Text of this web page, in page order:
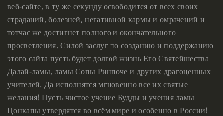
веб-сайте, в ту же секунду освободится от всех своих
страданий, болезней, негативной кармы и омрачений и
тотчас же достигнет полного и окончательного
просветления. Силой заслуг по созданию и поддержанию
этого сайта пусть будет долгой жизнь Его Святейшества
Далай-ламы, ламы Сопы Ринпоче и других драгоценных
учителей. Да исполнятся мгновенно все их святые
желания! Пусть чистое учение Будды и учения ламы
Цонкапы утвердятся во всём мире и особенно в России!